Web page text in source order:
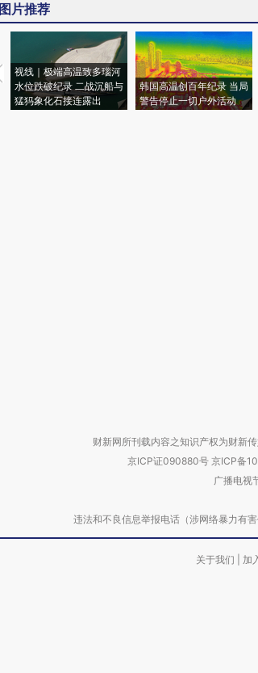
图片推荐
视线｜极端高温致多瑙河
水位跌破纪录 二战沉船与
猛犸象化石接连露出
韩国高温创百年纪录 当局
警告停止一切户外活动
财新网所刊载内容之知识产权为财新
京ICP证090880号 京ICP备
广播电视
违法和不良信息举报电话（涉网络暴力
关于我们 加